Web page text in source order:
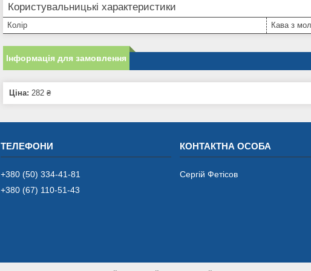
Користувальницькі характеристики
Колір Кава з
Інформація для замовлення
Ціна: 282 ₴
+380 (50) 334-41-81
+380 (67) 110-51-43
Сергій Фетісов